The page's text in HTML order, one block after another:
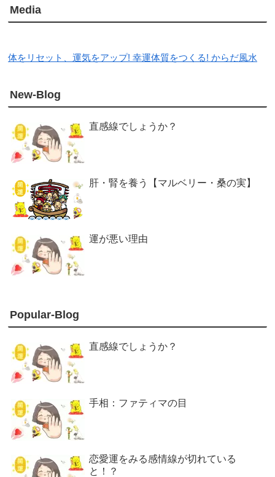
Media
体をリセット、運気をアップ! 幸運体質をつくる! からだ風水
New-Blog
直感線でしょうか？
肝・腎を養う【マルベリー・桑の実】
運が悪い理由
Popular-Blog
直感線でしょうか？
手相：ファティマの目
恋愛運をみる感情線が切れている
と！？